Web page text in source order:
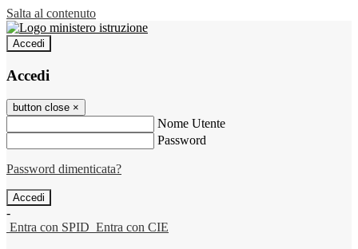
Salta al contenuto
Accedi
Accedi
button close ×
Nome Utente
Password
Password dimenticata?
-
Entra con SPID Entra con CIE